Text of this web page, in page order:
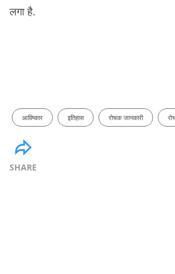
लगा है.
आविष्कार इतिहास रोचक जानकारी
SHARE